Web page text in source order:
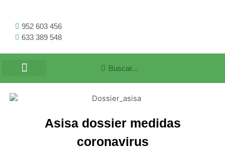
952 603 456
633 389 548
Asisa dossier medidas
coronavirus